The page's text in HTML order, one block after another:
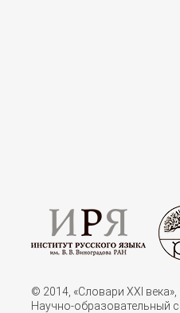
© 2014, «Словари XXI векa»,
Научно-образовательный